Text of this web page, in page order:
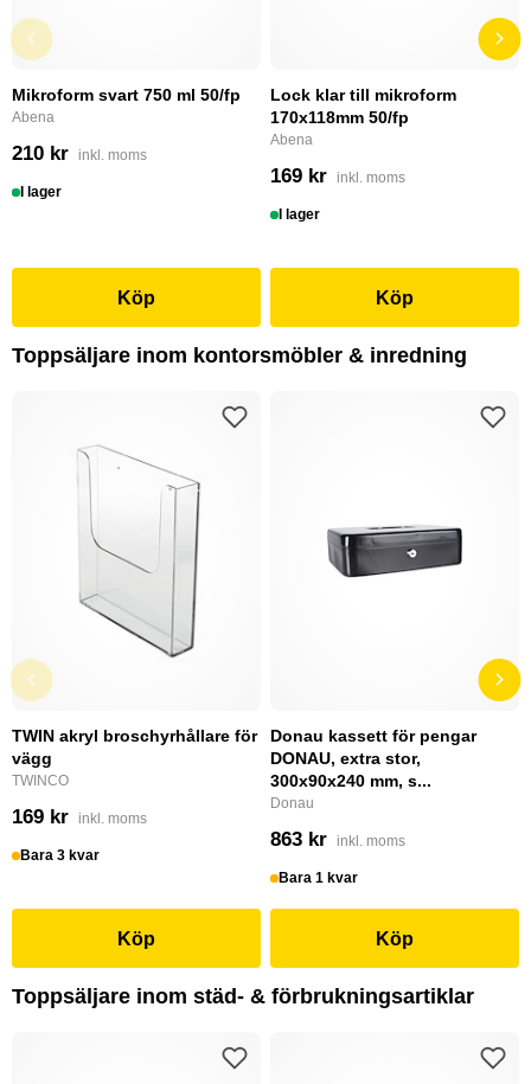
Mikroform svart 750 ml 50/fp
Abena
210 kr inkl. moms
I lager
Köp
Lock klar till mikroform
170x118mm 50/fp
Abena
169 kr inkl. moms
I lager
Köp
Toppsäljare inom kontorsmöbler & inredning
TWIN akryl broschyrhållare för
vägg
TWINCO
169 kr inkl. moms
Bara 3 kvar
Köp
Donau kassett för pengar
DONAU, extra stor,
300x90x240 mm, s...
Donau
863 kr inkl. moms
Bara 1 kvar
Köp
Toppsäljare inom städ- & förbrukningsartiklar